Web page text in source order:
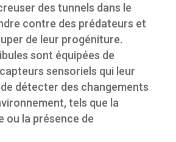
des tunnels dans le
contre des prédateurs et
de leur progéniture.
sont équipées de
sensoriels qui leur
détecter des changements
tels que la
ou la présence de